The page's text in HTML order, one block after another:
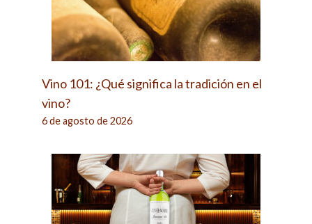
Vino 101: ¿Qué significa la tradición en el
vino?
6 de agosto de 2026